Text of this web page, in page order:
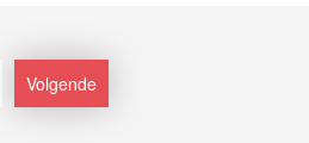
Volgende